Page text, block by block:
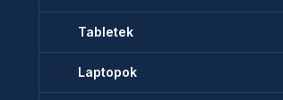
Tabletek
Laptopok